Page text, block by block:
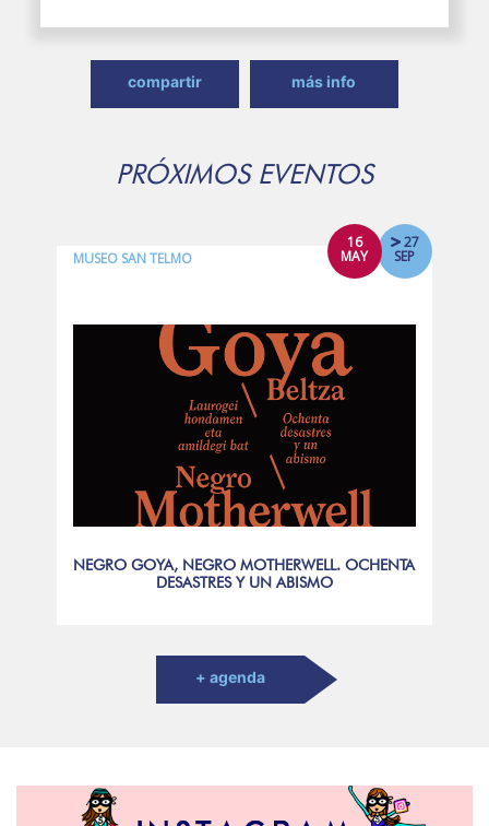
compartir más info
PRÓXIMOS EVENTOS
16
MAY
27
SEP
MUSEO SAN TELMO
NEGRO GOYA, NEGRO MOTHERWELL. OCHENTA
DESASTRES Y UN ABISMO
+ agenda